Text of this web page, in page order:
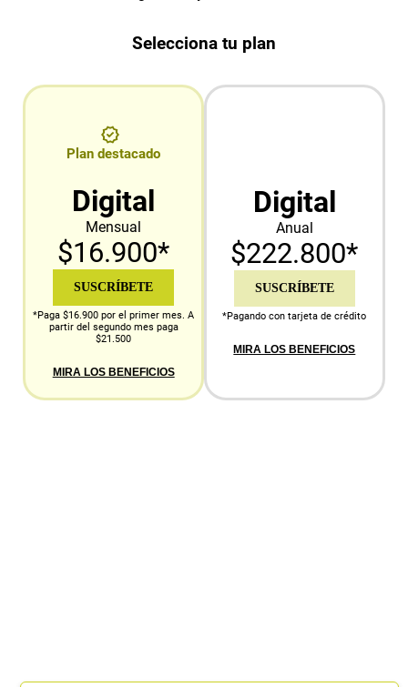
Selecciona tu plan
Plan destacado
Digital
Mensual
$16.900*
SUSCRÍBETE
*Paga $16.900 por el primer mes. A
partir del segundo mes paga
$21.500
MIRA LOS BENEFICIOS
Digital
Anual
$222.800*
SUSCRÍBETE
*Pagando con tarjeta de crédito
MIRA LOS BENEFICIOS